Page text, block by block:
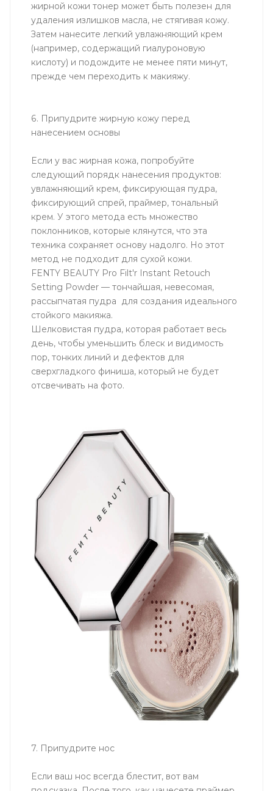
жирной кожи тонер может быть полезен для
удаления излишков масла, не стягивая кожу.
Затем нанесите легкий увлажняющий крем
(например, содержащий гиалуроновую
кислоту) и подождите не менее пяти минут,
прежде чем переходить к макияжу.
6. Припудрите жирную кожу перед
нанесением основы
Если у вас жирная кожа, попробуйте
следующий порядк нанесения продуктов:
увлажняющий крем, фиксирующая пудра,
фиксирующий спрей, праймер, тональный
крем. У этого метода есть множество
поклонников, которые клянутся, что эта
техника сохраняет основу надолго. Но этот
метод не подходит для сухой кожи.
FENTY BEAUTY Pro Filt'r Instant Retouch
Setting Powder — тончайшая, невесомая,
рассыпчатая пудра для создания идеального
стойкого макияжа.
Шелковистая пудра, которая работает весь
день, чтобы уменьшить блеск и видимость
пор, тонких линий и дефектов для
сверхгладкого финиша, который не будет
отсвечивать на фото.
7. Припудрите нос
Если ваш нос всегда блестит, вот вам